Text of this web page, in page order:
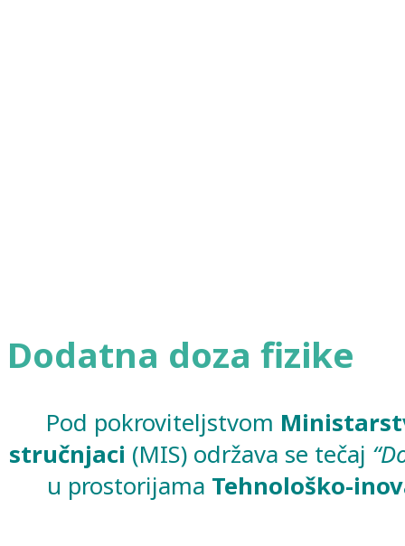
Dodatna doza fizike
Pod pokroviteljstvom
stručnjaci (MIS) održava se tečaj
u prostorijama Tehnološko-